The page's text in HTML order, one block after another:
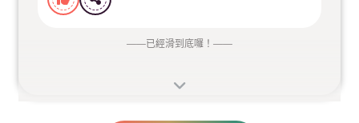
——已經滑到底囉！ ——